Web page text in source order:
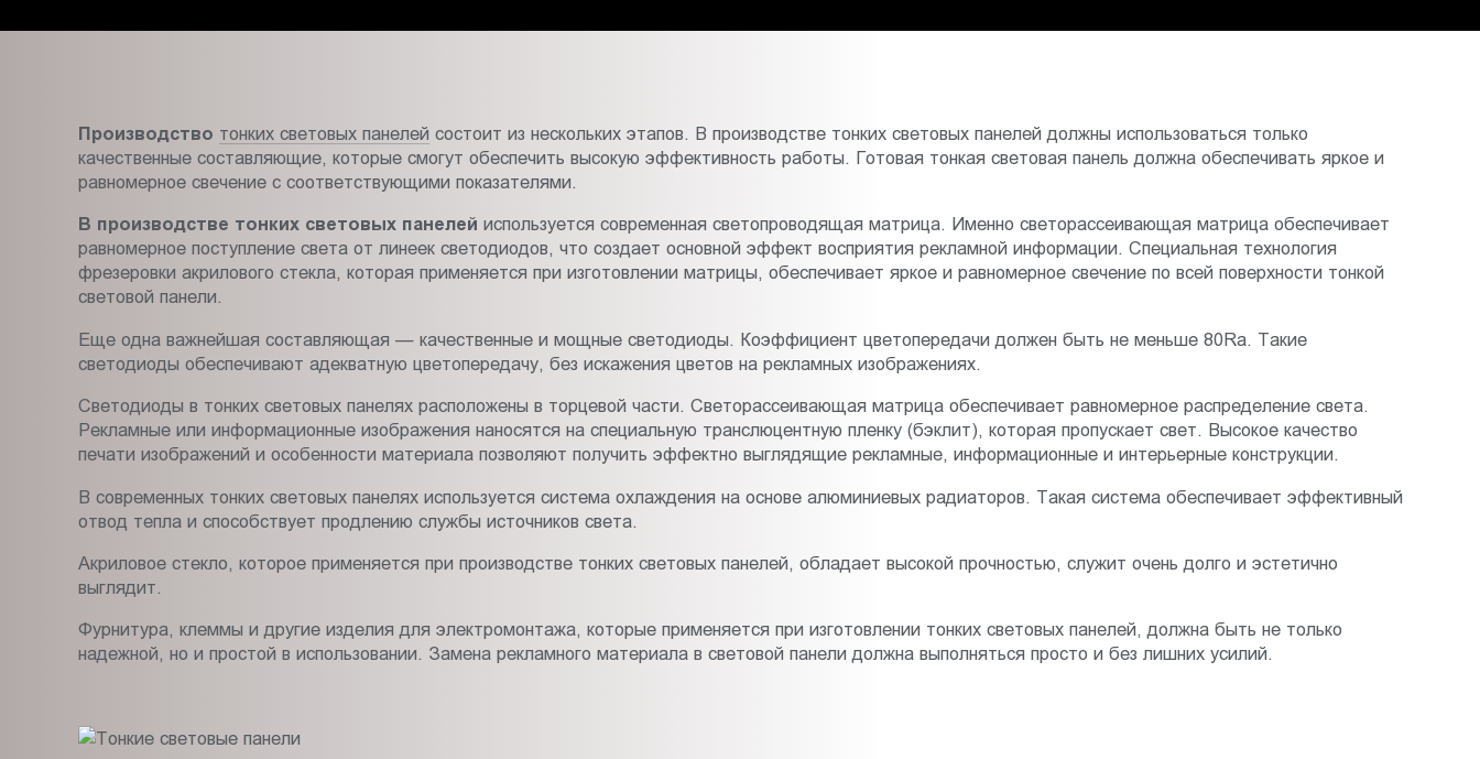
Производство тонких световых панелей состоит из нескольких этапов. В производстве тонких световых панелей должны использоваться только
качественные составляющие, которые смогут обеспечить высокую эффективность работы. Готовая тонкая световая панель должна обеспечивать яркое и
равномерное свечение с соответствующими показателями.
В производстве тонких световых панелей используется современная светопроводящая матрица. Именно светорассеивающая матрица обеспечивает
равномерное поступление света от линеек светодиодов, что создает основной эффект восприятия рекламной информации. Специальная технология
фрезеровки акрилового стекла, которая применяется при изготовлении матрицы, обеспечивает яркое и равномерное свечение по всей поверхности тонкой
световой панели.
Еще одна важнейшая составляющая — качественные и мощные светодиоды. Коэффициент цветопередачи должен быть не меньше 80Ra. Такие
светодиоды обеспечивают адекватную цветопередачу, без искажения цветов на рекламных изображениях.
Светодиоды в тонких световых панелях расположены в торцевой части. Светорассеивающая матрица обеспечивает равномерное распределение света.
Рекламные или информационные изображения наносятся на специальную транслюцентную пленку (бэклит), которая пропускает свет. Высокое качество
печати изображений и особенности материала позволяют получить эффектно выглядящие рекламные, информационные и интерьерные конструкции.
В современных тонких световых панелях используется система охлаждения на основе алюминиевых радиаторов. Такая система обеспечивает эффективный
отвод тепла и способствует продлению службы источников света.
Акриловое стекло, которое применяется при производстве тонких световых панелей, обладает высокой прочностью, служит очень долго и эстетично
выглядит.
Фурнитура, клеммы и другие изделия для электромонтажа, которые применяется при изготовлении тонких световых панелей, должна быть не только
надежной, но и простой в использовании. Замена рекламного материала в световой панели должна выполняться просто и без лишних усилий.